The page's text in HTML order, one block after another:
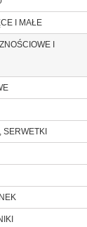
I MAŁE
I
SERWETKI